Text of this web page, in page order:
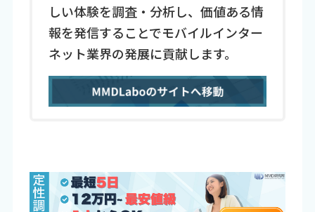
しい体験を調査・分析し、価値ある情
報を発信することでモバイルインター
ネット業界の発展に貢献します。